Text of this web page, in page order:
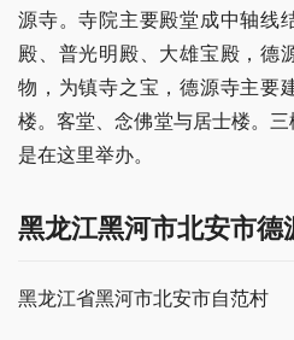
源寺。寺院主要殿堂成中轴线
殿、普光明殿、大雄宝殿，德
物，为镇寺之宝，德源寺主要
楼。客堂、念佛堂与居士楼。
是在这里举办。
黑龙江黑河市北安市德
黑龙江省黑河市北安市自范村